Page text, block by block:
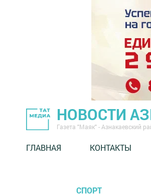
НОВОСТИ
Газета "Маяк" - Азнакаевский
ГЛАВНАЯ КОНТАКТЫ
СПОРТ